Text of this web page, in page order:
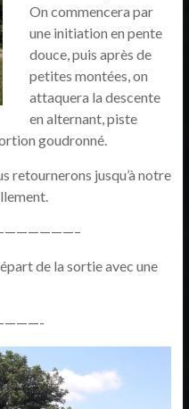
On commencera par
une initiation en pente
douce, puis après de
petites montées, on
attaquera la descente
en alternant, piste
goudronné.
retournerons jusqu’à notre
de la sortie avec une